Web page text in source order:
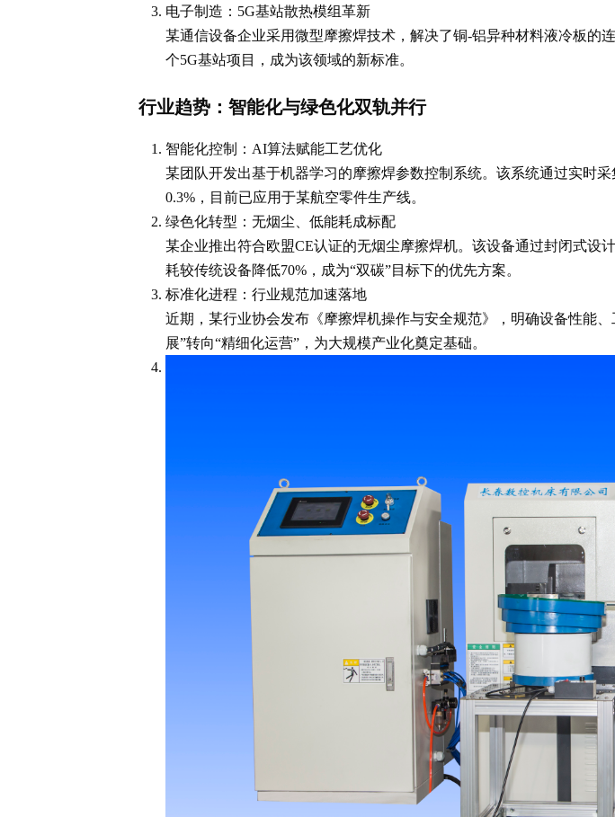
电子制造：5G基站散热模组革新
某通信设备企业采用微型摩擦焊技术，解决了铜-铝异种材料液冷板的
个5G基站项目，成为该领域的新标准。
行业趋势：智能化与绿色化双轨并行
智能化控制：AI算法赋能工艺优化
某团队开发出基于机器学习的摩擦焊参数控制系统。该系统通过实时
0.3%，目前已应用于某航空零件生产线。
绿色化转型：无烟尘、低能耗成标配
某企业推出符合欧盟CE认证的无烟尘摩擦焊机。该设备通过封闭式设
耗较传统设备降低70%，成为“双碳”目标下的优先方案。
标准化进程：行业规范加速落地
近期，某行业协会发布《摩擦焊机操作与安全规范》，明确设备性能
展”转向“精细化运营”，为大规模产业化奠定基础。